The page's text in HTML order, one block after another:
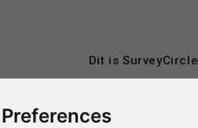
Dit is SurveyCircle